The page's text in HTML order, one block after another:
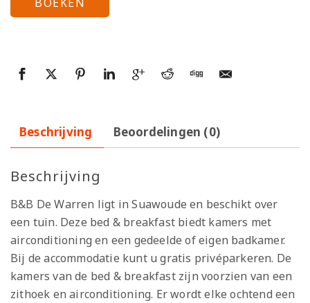
Beschrijving Beoordelingen (0)
Beschrijving
B&B De Warren ligt in Suawoude en beschikt over
een tuin. Deze bed & breakfast biedt kamers met
airconditioning en een gedeelde of eigen badkamer.
Bij de accommodatie kunt u gratis privéparkeren. De
kamers van de bed & breakfast zijn voorzien van een
zithoek en airconditioning. Er wordt elke ochtend een